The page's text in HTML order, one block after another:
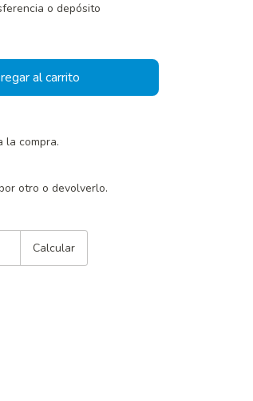
o depósito
la compra.
otro o devolverlo.
Calcular